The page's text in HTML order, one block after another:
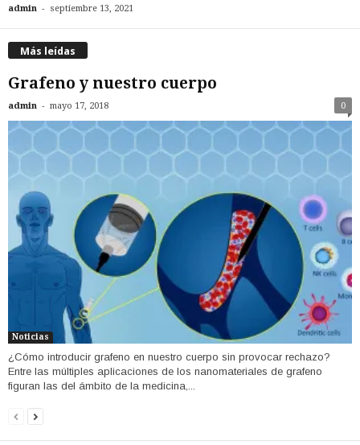
admin - septiembre 13, 2021
Más leídas
Grafeno y nuestro cuerpo
admin - mayo 17, 2018 0
Noticias
¿Cómo introducir grafeno en nuestro cuerpo sin provocar rechazo?
Entre las múltiples aplicaciones de los nanomateriales de grafeno
figuran las del ámbito de la medicina,...